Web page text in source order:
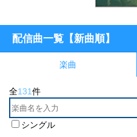
配信曲一覧【新曲順】
楽曲
全131件
シングル